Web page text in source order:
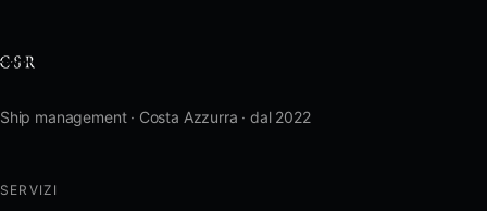
Ship management · Costa Azzurra · dal 2022
SERVIZI